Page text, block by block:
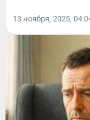
13 ноября, 2025,